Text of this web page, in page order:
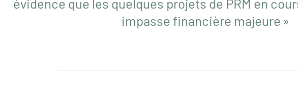
évidence que les quelques projets de PRM en
impasse financière majeure »